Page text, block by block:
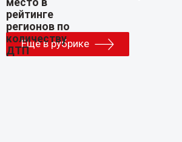
Еще в рубрике